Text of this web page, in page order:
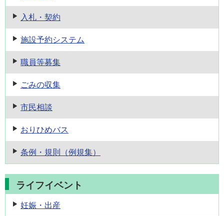
入札・契約
施設予約システム
職員等募集
ごみの収集
市民相談
おりひめバス
条例・規則 （例規集）
ライフイベント
妊娠・出産